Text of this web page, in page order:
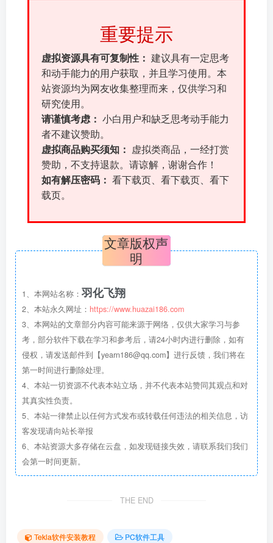
重要提示
虚拟资源具有可复制性： 建议具有一定思考
和动手能力的用户获取，并且学习使用。本
站资源均为网友收集整理而来，仅供学习和
研究使用。
请谨慎考虑： 小白用户和缺乏思考动手能力
者不建议赞助。
虚拟商品购买须知：
虚拟类商品，一经打赏
赞助，不支持退款。请谅解，谢谢合作！
如有解压密码： 看下载页、看下载页、看下
载页。
文章版权声
明
1、本网站名称： 羽化飞翔
2、本站永久网址： https://www.huazai186.com
3、本网站的文章部分内容可能来源于网络，仅供大家学习与参
考，部分软件下载在学习和参考后，请24小时内进行删除，如有
侵权，请发送邮件到【yearn186@qq.com】进行反馈，我们将在
第一时间进行删除处理。
4、本站一切资源不代表本站立场，并不代表本站赞同其观点和对
其真实性负责。
5、本站一律禁止以任何方式发布或转载任何违法的相关信息，访
客发现请向站长举报
6、本站资源大多存储在云盘，如发现链接失效，请联系我们我们
会第一时间更新。
THE END
Tekla软件安装教程
PC软件工具